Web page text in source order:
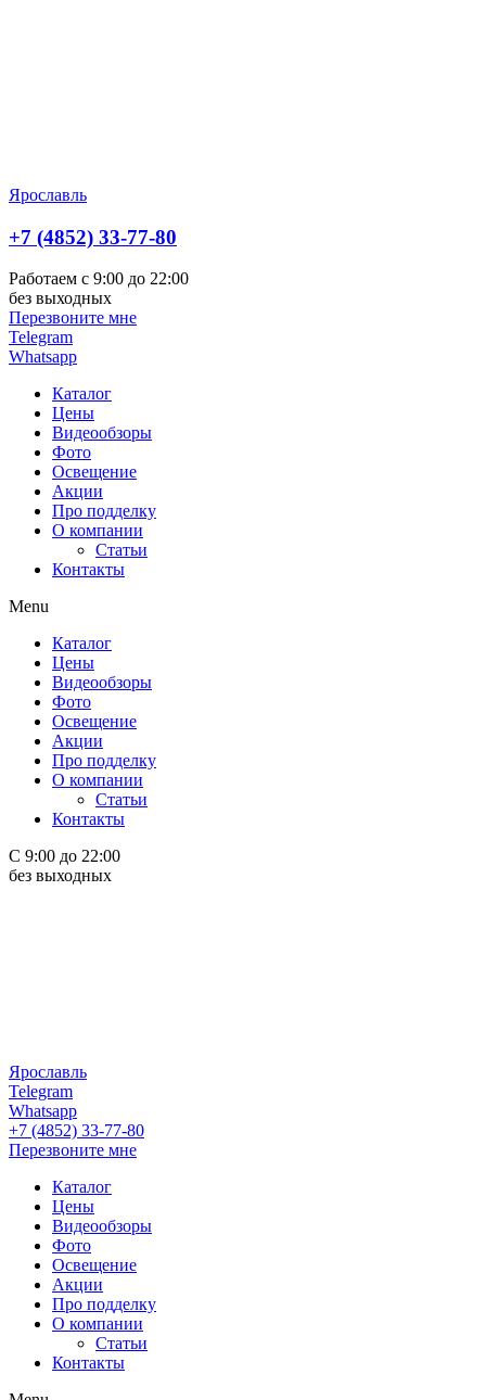
Ярославль
+7 (4852) 33-77-80
Работаем с 9:00 до 22:00
без выходных
Перезвоните мне
Telegram
Whatsapp
Каталог
Цены
Видеообзоры
Фото
Освещение
Акции
Про подделку
О компании
Статьи
Контакты
Menu
Каталог
Цены
Видеообзоры
Фото
Освещение
Акции
Про подделку
О компании
Статьи
Контакты
С 9:00 до 22:00
без выходных
Ярославль
Telegram
Whatsapp
+7 (4852) 33-77-80
Перезвоните мне
Каталог
Цены
Видеообзоры
Фото
Освещение
Акции
Про подделку
О компании
Статьи
Контакты